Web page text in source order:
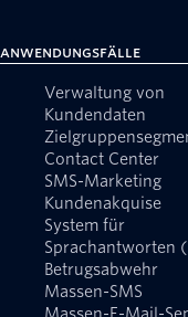
Anwendungsfälle
Verwaltung von
Kundendaten
Contact Center
SMS-Marketing
Kundenakquise
System für
Sprachantworten
Betrugsabwehr
Massen-SMS